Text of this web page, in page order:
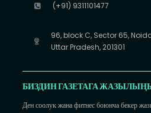
(+91) 9311101477
96, block C, Sector 65,
Uttar Pradesh, 201301
БИЗДИН ГАЗЕТАГА
Ден соолук жана фитнес боюнча бекер